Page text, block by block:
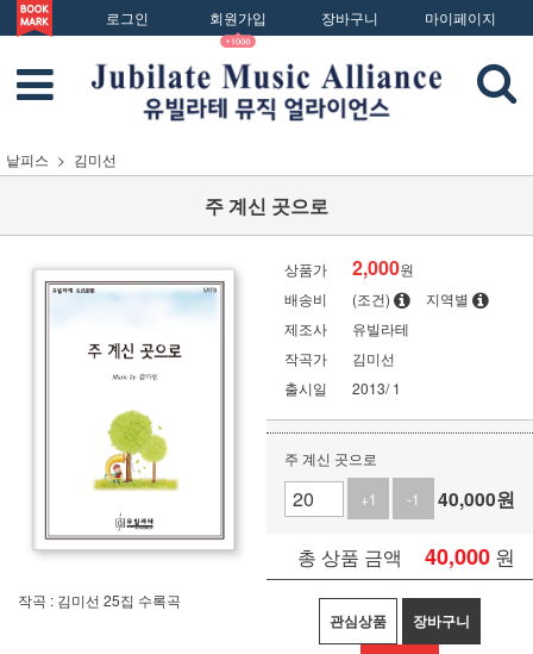
로그인 회원가입 장바구니 마이페이지
낱피스 김미선
주 계신 곳으로
작곡 : 김미선 25집 수록곡
상품가 2,000원
배송비
(조건)
지역별
제조사
유빌라테
작곡가
김미선
출시일
2013/ 1
주 계신 곳으로
+1
-1 40,000원
총 상품 금액 40,000 원
관심상품 장바구니